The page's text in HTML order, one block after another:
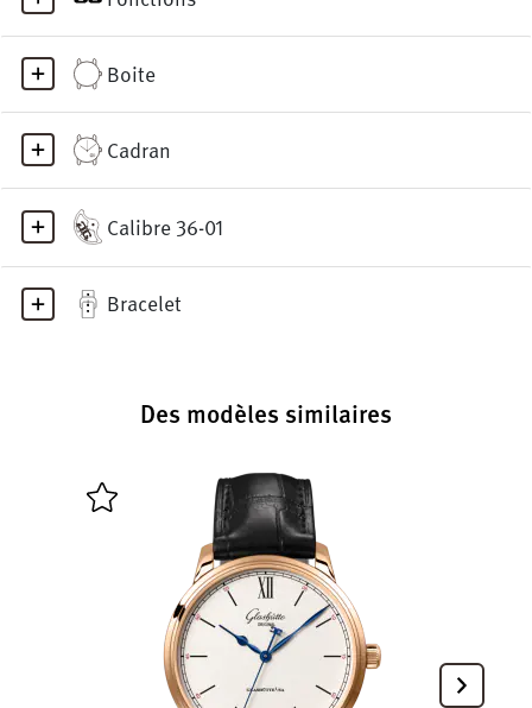
Boite
Cadran
Calibre 36-01
Bracelet
Des modèles similaires